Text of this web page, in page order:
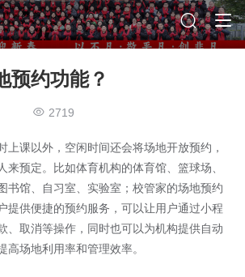
预约功能？
2719
课以外，空闲时间还会将场地开放预约，
来预定。比如体育机构的体育馆、篮球场、
书馆、自习室、实验室；校管家的场地预约
提供便捷的预约服务，可以让用户通过小程
、取消等操作，同时也可以为机构提供自动
高场地利用率和管理效率。